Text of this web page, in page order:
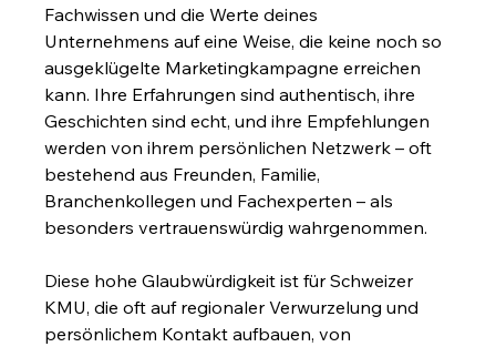
Fachwissen und die Werte deines
Unternehmens auf eine Weise, die keine noch so
ausgeklügelte Marketingkampagne erreichen
kann. Ihre Erfahrungen sind authentisch, ihre
Geschichten sind echt, und ihre Empfehlungen
werden von ihrem persönlichen Netzwerk – oft
bestehend aus Freunden, Familie,
Branchenkollegen und Fachexperten – als
besonders vertrauenswürdig wahrgenommen.
Diese hohe Glaubwürdigkeit ist für Schweizer
KMU, die oft auf regionaler Verwurzelung und
persönlichem Kontakt aufbauen, von